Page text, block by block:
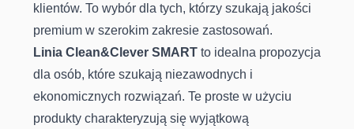
klientów. To wybór dla tych, którzy szukają jakości
premium w szerokim zakresie zastosowań.
Linia Clean&Clever SMART to idealna propozycja
dla osób, które szukają niezawodnych i
ekonomicznych rozwiązań. Te proste w użyciu
produkty charakteryzują się wyjątkową